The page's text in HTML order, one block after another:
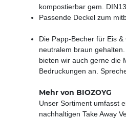
kompostierbar gem.
Passende Deckel zum
Die Papp-Becher für Eis
neutralem braun
bieten wir auch gerne die
Bedruckungen an.
Mehr von BIOZOYG
Unser Sortiment umfasst
nachhaltigen Take Away